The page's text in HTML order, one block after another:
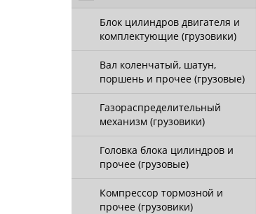
Блок цилиндров двигателя и
комплектующие (грузовики)
Вал коленчатый, шатун,
поршень и прочее (грузовые)
Газораспределительный
механизм (грузовики)
Головка блока цилиндров и
прочее (грузовые)
Компрессор тормозной и
прочее (грузовики)